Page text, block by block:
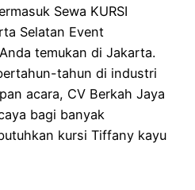
Sewa KURSI
Selatan Event
temukan di Jakarta.
tahun di industri
acara, CV Berkah Jaya
bagi banyak
kursi Tiffany kayu